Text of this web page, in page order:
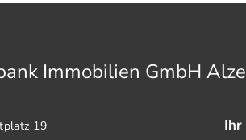
Immobilien GmbH
19 Ihr